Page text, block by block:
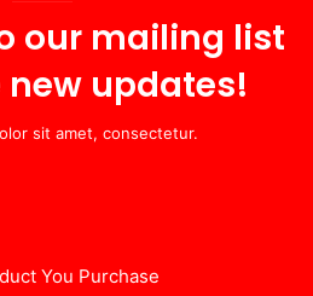
our mailing list
updates!
sit amet, consectetur.
You Purchase